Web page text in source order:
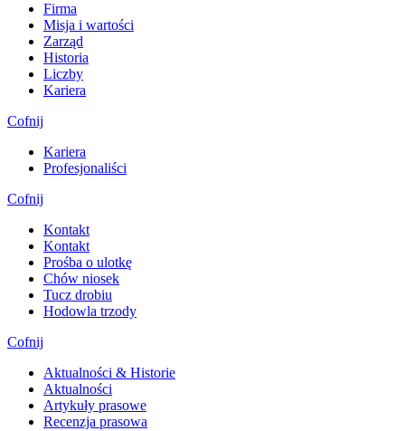
Firma
Misja i wartości
Zarząd
Historia
Liczby
Kariera
Cofnij
Kariera
Profesjonaliści
Cofnij
Kontakt
Kontakt
Prośba o ulotkę
Chów niosek
Tucz drobiu
Hodowla trzody
Cofnij
Aktualności & Historie
Aktualności
Artykuły prasowe
Recenzja prasowa